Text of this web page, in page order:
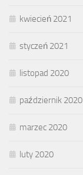
kwiecień 2021
styczeń 2021
listopad 2020
październik 2020
marzec 2020
luty 2020